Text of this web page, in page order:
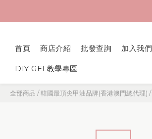
首頁 商店介紹 批發查詢 加入我們
DIY GEL教學專區
全部商品 /韓國最頂尖甲油品牌(香港澳門總代理) /